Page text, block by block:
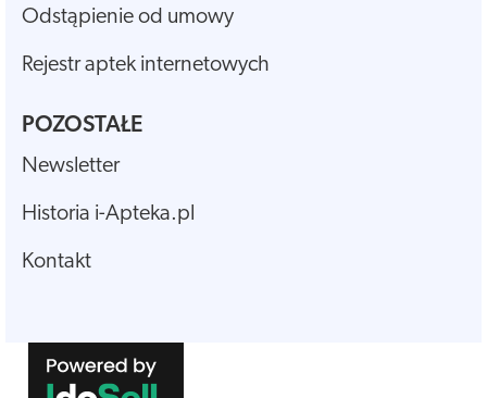
Odstąpienie od umowy
Rejestr aptek internetowych
POZOSTAŁE
Newsletter
Historia i-Apteka.pl
Kontakt